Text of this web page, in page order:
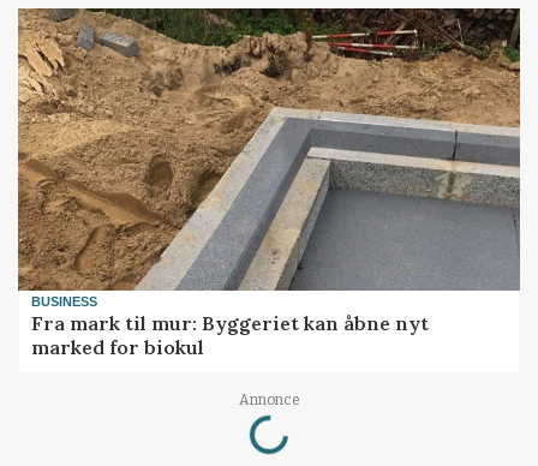
BUSINESS
Fra mark til mur: Byggeriet kan åbne nyt
marked for biokul
Annonce
Loading...